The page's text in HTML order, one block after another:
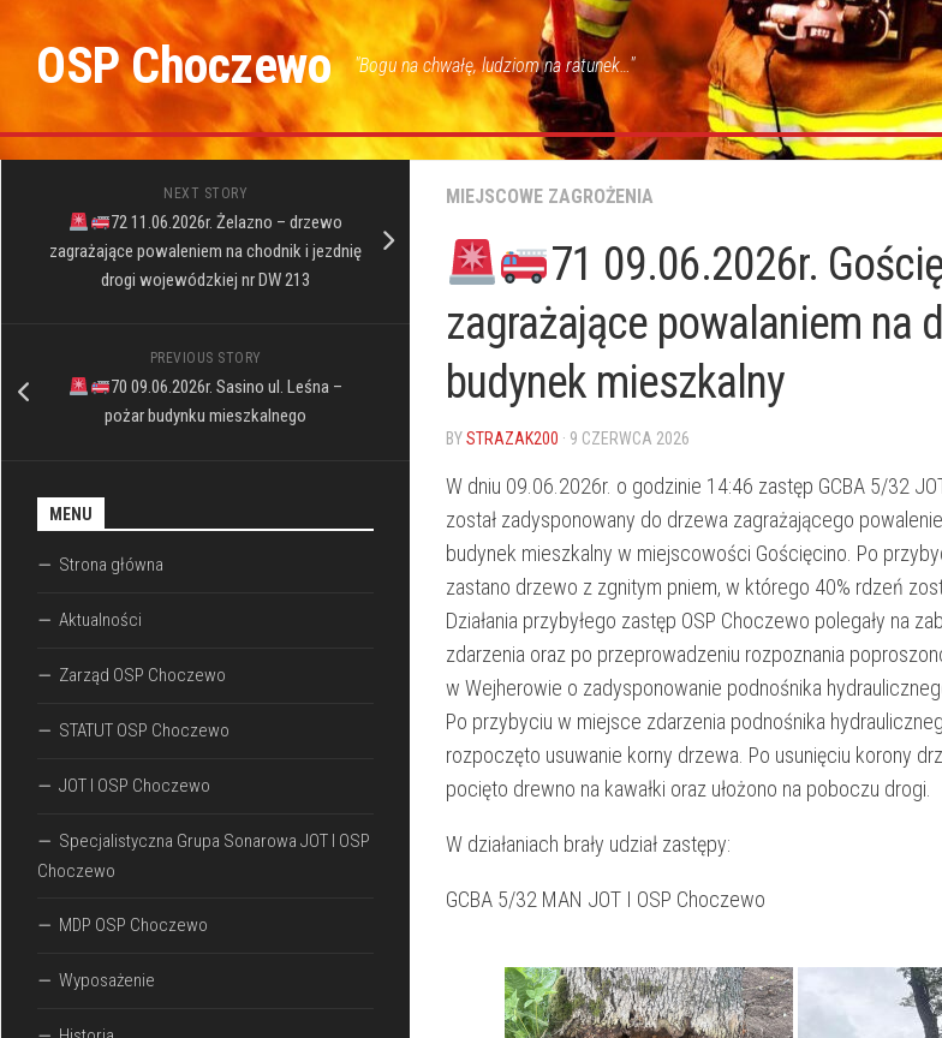
contentOSP Choczewo "Bogu na chwałę, ludziom na ratunek…"
MIEJSCOWE ZAGROŻENIA
71 09.06.2026r.
zagrażające powalaniem na
budynek mieszkalny
BYSTRAZAK200 · 9 CZERWCA 2026
W dniu 09.06.2026r. o godzinie 14:46 zastęp GCBA 5/32
został zadysponowany do drzewa zagrażającego
budynek mieszkalny w miejscowości Gościęcino. Po
zastano drzewo z zgnitym pniem, w którego 40% rdzeń
Działania przybyłego zastęp OSP Choczewo polegały na
zdarzenia oraz po przeprowadzeniu rozpoznania
w Wejherowie o zadysponowanie podnośnika
Po przybyciu w miejsce zdarzenia podnośnika
rozpoczęto usuwanie korny drzewa. Po usunięciu korony
pocięto drewno na kawałki oraz ułożono na poboczu drogi.
W działaniach brały udział zastępy:
GCBA 5/32 MAN JOT I OSP Choczewo
NEXT STORY
72 11.06.2026r. Żelazno – drzewo
zagrażające powaleniem na chodnik i jezdnię
drogi wojewódzkiej nr DW 213
PREVIOUS STORY
70 09.06.2026r. Sasino ul. Leśna –
pożar budynku mieszkalnego
MENU
Strona główna
Aktualności
Zarząd OSP Choczewo
STATUT OSP Choczewo
JOT I OSP Choczewo
Specjalistyczna Grupa Sonarowa JOT I OSP
Choczewo
MDP OSP Choczewo
Wyposażenie